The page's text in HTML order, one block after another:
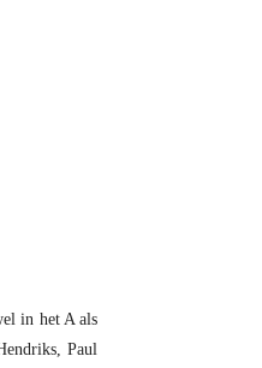
in het A als
Paul